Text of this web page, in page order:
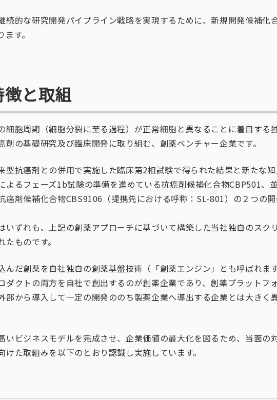
続的な研究開発パイプライン戦略を実現するために、新規開発候補化
す。
と取組
細胞周期（細胞分裂に至る過程）が正常細胞と異なることに着目する
剤の基礎研究及び臨床開発に取り組む、創薬ベンチャー企業です。
型抗癌剤との併用で実施した臨床第2相試験で得られた結果と新たな
よるフェーズ1b試験の準備を進めている抗癌剤候補化合物CBP501、
癌剤候補化合物CBS9106（提携先における呼称：SL-801）の２つの
いずれも、上記の創薬アプローチに基づいて構築した当社独自のスク
ものです。
んだ創薬を自社独自の創薬基盤技術（「創薬エンジン」とも呼ばれま
ダクトの両方を自社で創出するのが創薬企業であり、創薬プラットフ
部から導入して一定の開発ののち製薬企業へ導出する企業とは大きく
いビジネスモデルを完成させ、企業価値の最大化を図るため、当面の
けた取組みを以下のとおり認識し実施しています。